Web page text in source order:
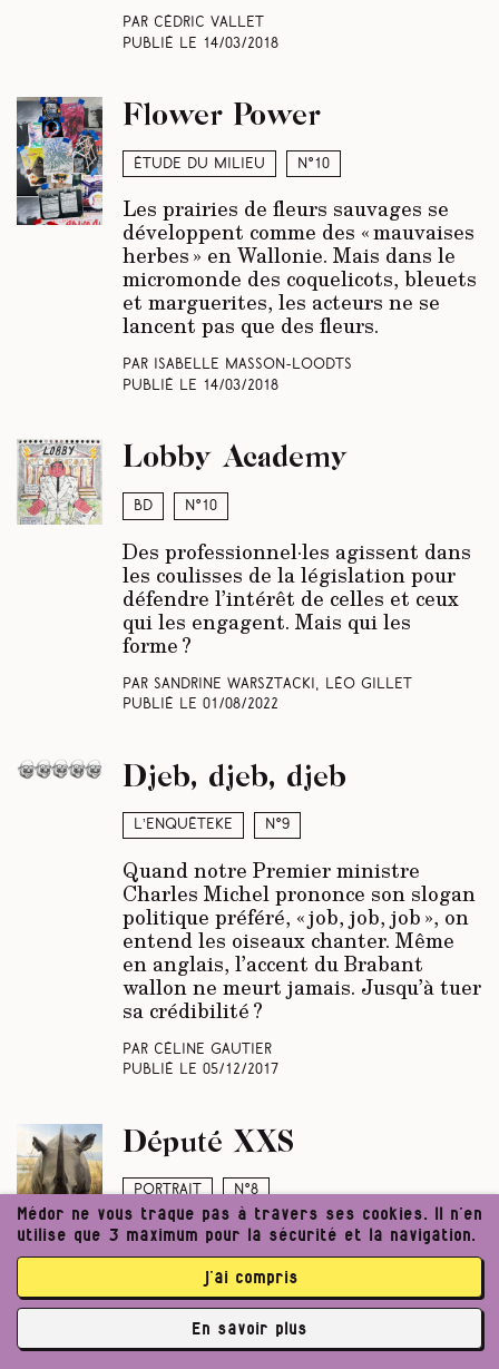
Par Cédric Vallet
Publié le 14/03/2018
Étude du milieu N°10
Flower Power
Les prairies de fleurs sauvages se
développent comme des « mauvaises
herbes » en Wallonie. Mais dans le
micromonde des coquelicots, bleuets
et marguerites, les acteurs ne se
lancent pas que des fleurs.
Par Isabelle Masson-Loodts
Publié le 14/03/2018
BD N°10
Lobby Academy
Des professionnel·les agissent dans
les coulisses de la législation pour
défendre l’intérêt de celles et ceux
qui les engagent. Mais qui les
forme ?
Par Sandrine Warsztacki, Léo Gillet
Publié le 01/08/2022
L’enquêteke N°9
Djeb, djeb, djeb
Quand notre Premier ministre
Charles Michel prononce son slogan
politique préféré, « job, job, job », on
entend les oiseaux chanter. Même
en anglais, l’accent du Brabant
wallon ne meurt jamais. Jusqu’à tuer
sa crédibilité ?
Par Céline Gautier
Publié le 05/12/2017
Portrait N°8
Député XXS
Ruddy Warnier, 29 ans, chauffagiste.
Le plus jeune député wallon ne
cumule pas, lui. Mais il brille par ses
absences. Alors que son parti – le
PTB – pèse sur les choix
stratégiques de ses concurrents, le
Médor ne vous traque pas à travers ses cookies. Il n’en
utilise que 3 maximum pour la sécurité et la navigation.
j’ai compris
En savoir plus